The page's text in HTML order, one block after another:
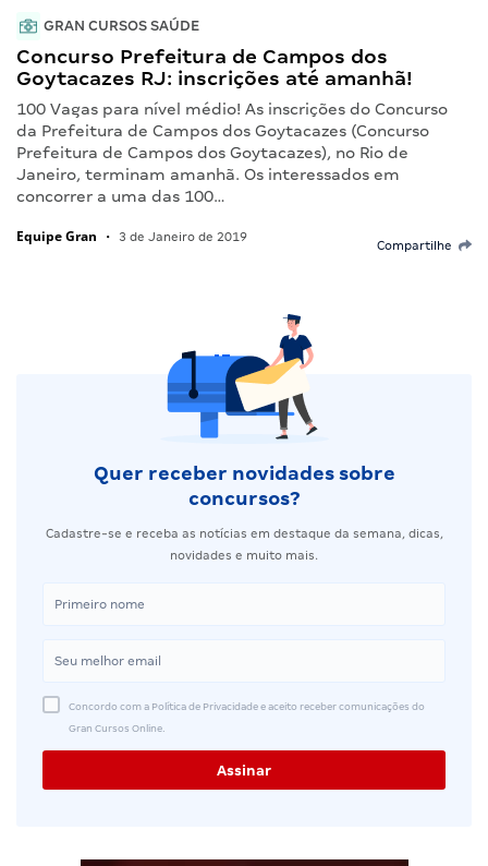
GRAN CURSOS SAÚDE
Concurso Prefeitura de Campos dos
Goytacazes RJ: inscrições até amanhã!
100 Vagas para nível médio! As inscrições do Concurso
da Prefeitura de Campos dos Goytacazes (Concurso
Prefeitura de Campos dos Goytacazes), no Rio de
Janeiro, terminam amanhã. Os interessados em
concorrer a uma das 100…
Equipe Gran • 3 de Janeiro de 2019
Compartilhe
Quer receber novidades sobre
concursos?
Cadastre-se e receba as notícias em destaque da semana, dicas,
novidades e muito mais.
Concordo com a Política de Privacidade e aceito receber comunicações do
Gran Cursos Online.